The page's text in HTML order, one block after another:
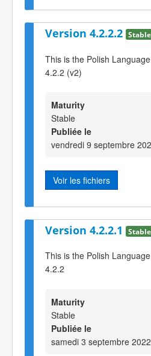
Version 4.2.2.2 Stable
This is the Polish
4.2.2 (v2)
Maturity
Stable
Publiée le
vendredi 9 septembre
Voir les fichiers
Version 4.2.2.1 Stable
This is the Polish
4.2.2
Maturity
Stable
Publiée le
samedi 3 septembre